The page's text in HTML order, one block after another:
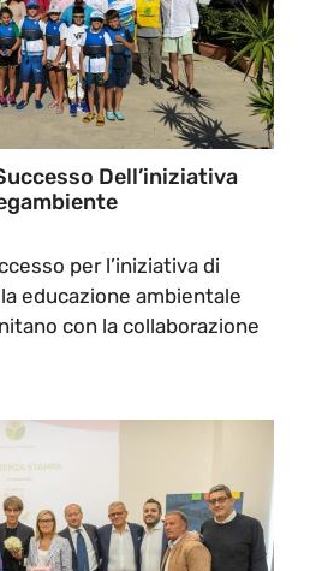
Dell’iniziativa
per l’iniziativa di
educazione ambientale
con la collaborazione